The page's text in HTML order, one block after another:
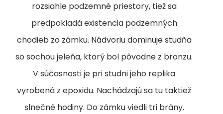
rozsiahle podzemné priestory, tiež sa
predpokladá existencia podzemných
chodieb zo zámku. Nádvoriu dominuje studňa
so sochou jeleňa, ktorý bol pôvodne z bronzu.
V súčasnosti je pri studni jeho replika
vyrobená z epoxidu. Nachádzajú sa tu taktiež
slnečné hodiny. Do zámku viedli tri brány.